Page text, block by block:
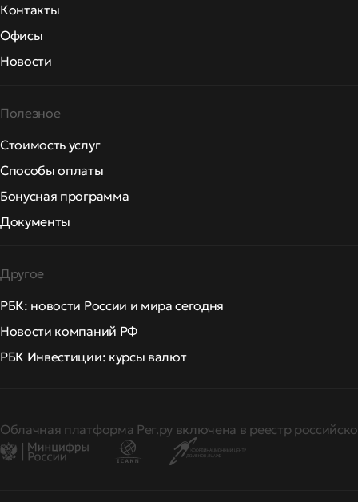
Контакты
Офисы
Новости
Полезное
Стоимость услуг
Способы оплаты
Бонусная программа
Документы
Другое
РБК: новости России и мира сегодня
Новости компаний РФ
РБК Инвестиции: курсы валют
Облачная платформа Рег.ру включена в реестр